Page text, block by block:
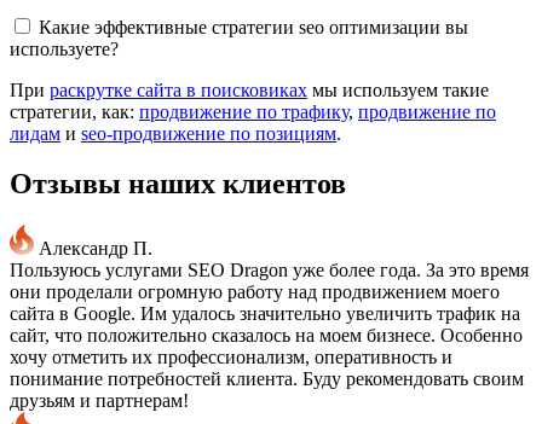
Какие эффективные стратегии seo оптимизации вы
используете?
При раскрутке сайта в поисковиках мы используем такие
стратегии, как: продвижение по трафику, продвижение по
лидам и seo-продвижение по позициям.
Отзывы наших клиентов
Александр П.
Пользуюсь услугами SEO Dragon уже более года. За это время
они проделали огромную работу над продвижением моего
сайта в Google. Им удалось значительно увеличить трафик на
сайт, что положительно сказалось на моем бизнесе. Особенно
хочу отметить их профессионализм, оперативность и
понимание потребностей клиента. Буду рекомендовать своим
друзьям и партнерам!